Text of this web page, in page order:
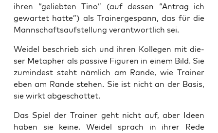
ihren “gelieb­ten Tino” (auf des­sen “Antrag ich
gewar­tet hat­te”) als Trai­ner­ge­spann, das für die
Mann­schafts­auf­stel­lung ver­ant­wort­lich sei.
Wei­del beschrieb sich und ihren Kol­le­gen mit die­
ser Meta­pher als pas­si­ve Figu­ren in einem Bild. Sie
zumin­dest steht näm­lich am Ran­de, wie Trai­ner
eben am Ran­de ste­hen. Sie ist nicht an der Basis,
sie wirkt abgeschottet.
Das Spiel der Trai­ner geht nicht auf, aber Ideen
haben sie kei­ne. Wei­del sprach in ihrer Rede